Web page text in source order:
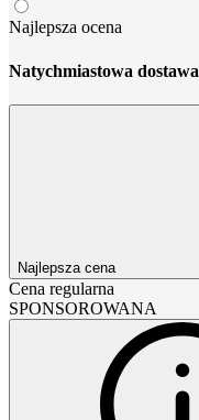
Najlepsza ocena
Natychmiastowa dostawa
Najlepsza cena
Cena regularna
SPONSOROWANA